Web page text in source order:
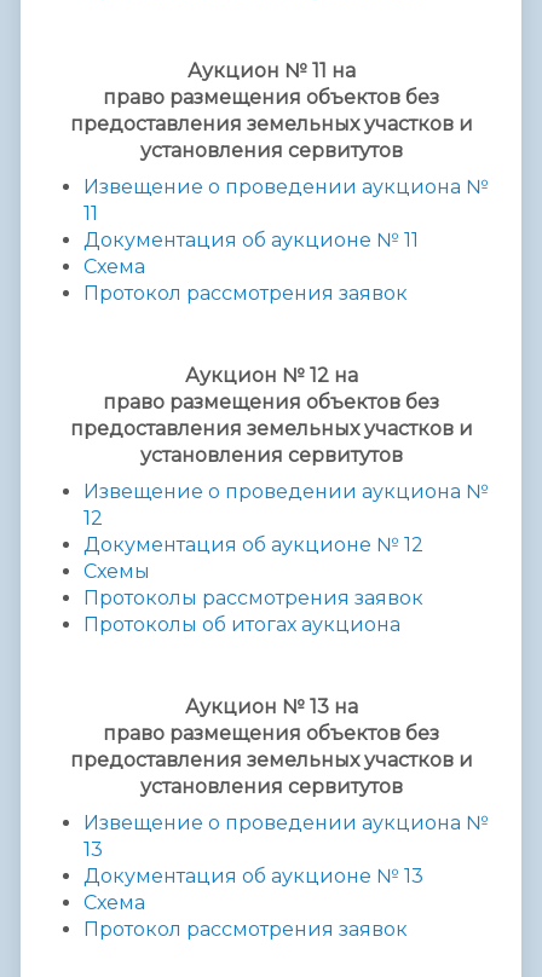
Аукцион № 11 на
право размещения объектов без
предоставления земельных участков и
установления сервитутов
Извещение о проведении аукциона №
11
Документация об аукционе № 11
Схема
Протокол рассмотрения заявок
Аукцион № 12 на
право размещения объектов без
предоставления земельных участков и
установления сервитутов
Извещение о проведении аукциона №
12
Документация об аукционе № 12
Схемы
Протоколы рассмотрения заявок
Протоколы об итогах аукциона
Аукцион № 13 на
право размещения объектов без
предоставления земельных участков и
установления сервитутов
Извещение о проведении аукциона №
13
Документация об аукционе № 13
Схема
Протокол рассмотрения заявок